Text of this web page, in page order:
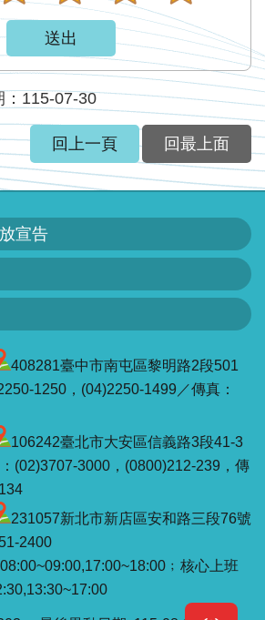
：115-07-30
回上一頁 回最上面
宣告
408281臺中市南屯區黎明路2段501
1250，(04)2250-1499／傳真：
106242臺北市大安區信義路3段41-3
(02)3707-3000，(0800)212-239，傳
231057新北市新店區安和路三段76號
2400
核心上班